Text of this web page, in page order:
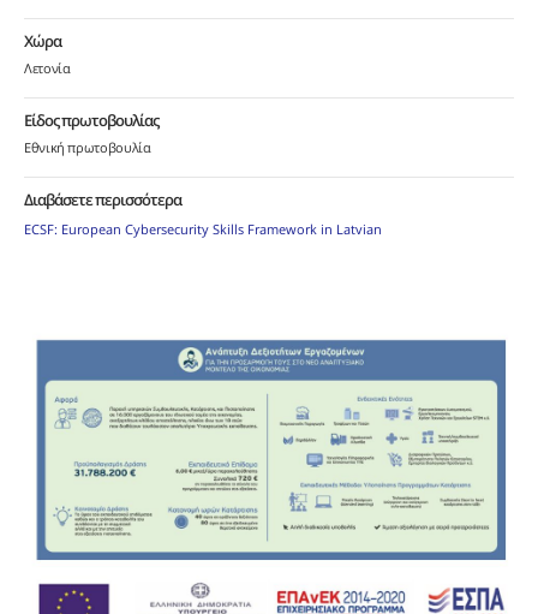
Χώρα
Λετονία
Είδος πρωτοβουλίας
Εθνική πρωτοβουλία
Διαβάσετε περισσότερα
ECSF: European Cybersecurity Skills Framework in Latvian